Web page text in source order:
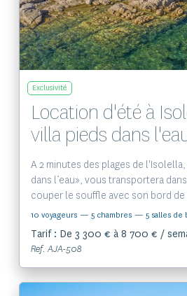
Exclusivité
Location d'été à
villa pieds dans
A 2 minutes des plages de
dans l’eau», vous transportera
couper le souffle avec son bord de
10 voyageurs — 5 chambres — 5 salles de
Tarif : De 3 300 € à 8 700 € /
Ref. AJA-508